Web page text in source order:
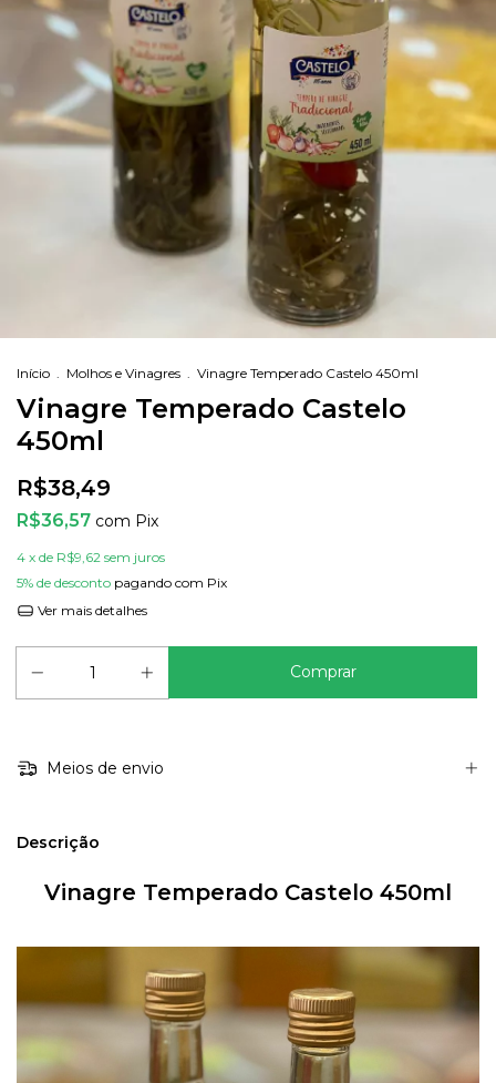
Início . Molhos e Vinagres . Vinagre Temperado Castelo 450ml
Vinagre Temperado Castelo
450ml
R$38,49
R$36,57 com Pix
4 x de R$9,62 sem juros
5% de desconto pagando com Pix
Ver mais detalhes
Meios de envio
Descrição
Vinagre Temperado Castelo 450ml